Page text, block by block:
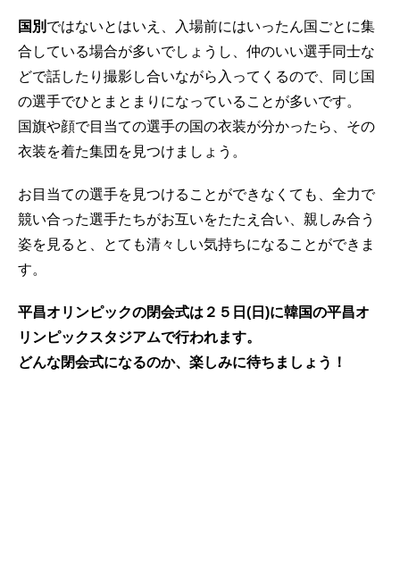
国別 ではないとはいえ、入場前にはいったん国ごとに集
合している場合が多いでしょうし、仲のいい選手同士な
どで話したり撮影し合いながら入ってくるので、同じ国
の選手でひとまとまりになっていることが多いです。
国旗や顔で目当ての選手の国の衣装が分かったら、その
衣装を着た集団を見つけましょう。
お目当ての選手を見つけることができなくても、全力で
競い合った選手たちがお互いをたたえ合い、親しみ合う
姿を見ると、とても清々しい気持ちになることができま
す。
平昌オリンピックの閉会式は２５日(日)に韓国の平昌オ
リンピックスタジアムで行われます。
どんな閉会式になるのか、楽しみに待ちましょう！